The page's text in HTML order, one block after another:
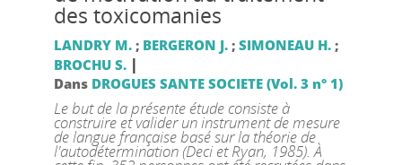
des toxicomanies
LANDRY M.; BERGERON J.; SIMONEAU H.;
BROCHU S. |
Dans DROGUES SANTE SOCIETE (Vol. 3 n° 1)
Le but de la présente étude consiste à
construire et valider un instrument de mesure
de langue française basé sur la théorie de
l'autodétermination (Deci et Ryan, 1985). À